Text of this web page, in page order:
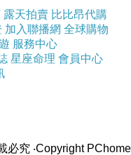
露天拍賣 比比昂代購
加入聯播網 全球購物
服務中心
星座命理 會員中心
必究 ‧Copyright PChome